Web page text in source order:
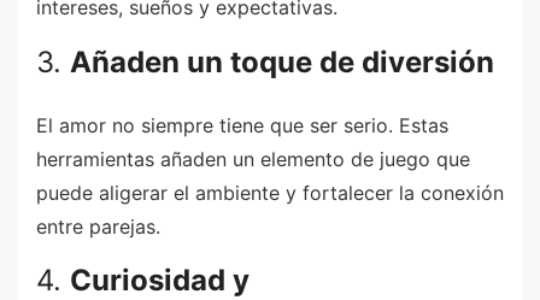
intereses, sueños y expectativas.
3. Añaden un toque de diversión
El amor no siempre tiene que ser serio. Estas
herramientas añaden un elemento de juego que
puede aligerar el ambiente y fortalecer la conexión
entre parejas.
4. Curiosidad y